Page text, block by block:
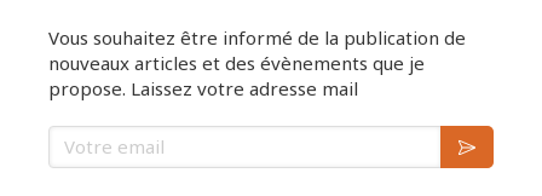
Vous souhaitez être informé de la publication de
nouveaux articles et des évènements que je
propose. Laissez votre adresse mail
Votre email